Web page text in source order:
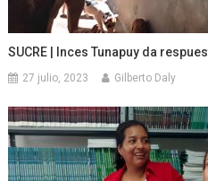
SUCRE | Inces Tunapuy da
27 julio, 2023 Gilberto Daly